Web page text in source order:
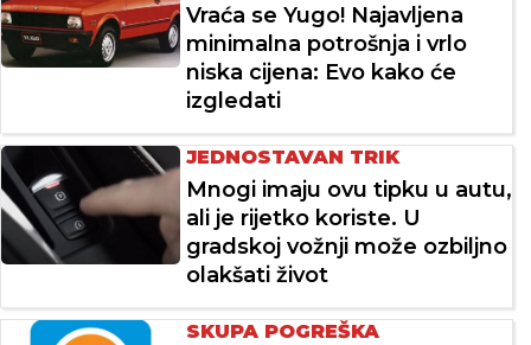
Vraća se Yugo! Najavljena
minimalna potrošnja i vrlo
niska cijena: Evo kako će
izgledati
JEDNOSTAVAN TRIK
Mnogi imaju ovu tipku u autu,
ali je rijetko koriste. U
gradskoj vožnji može ozbiljno
olakšati život
SKUPA POGREŠKA